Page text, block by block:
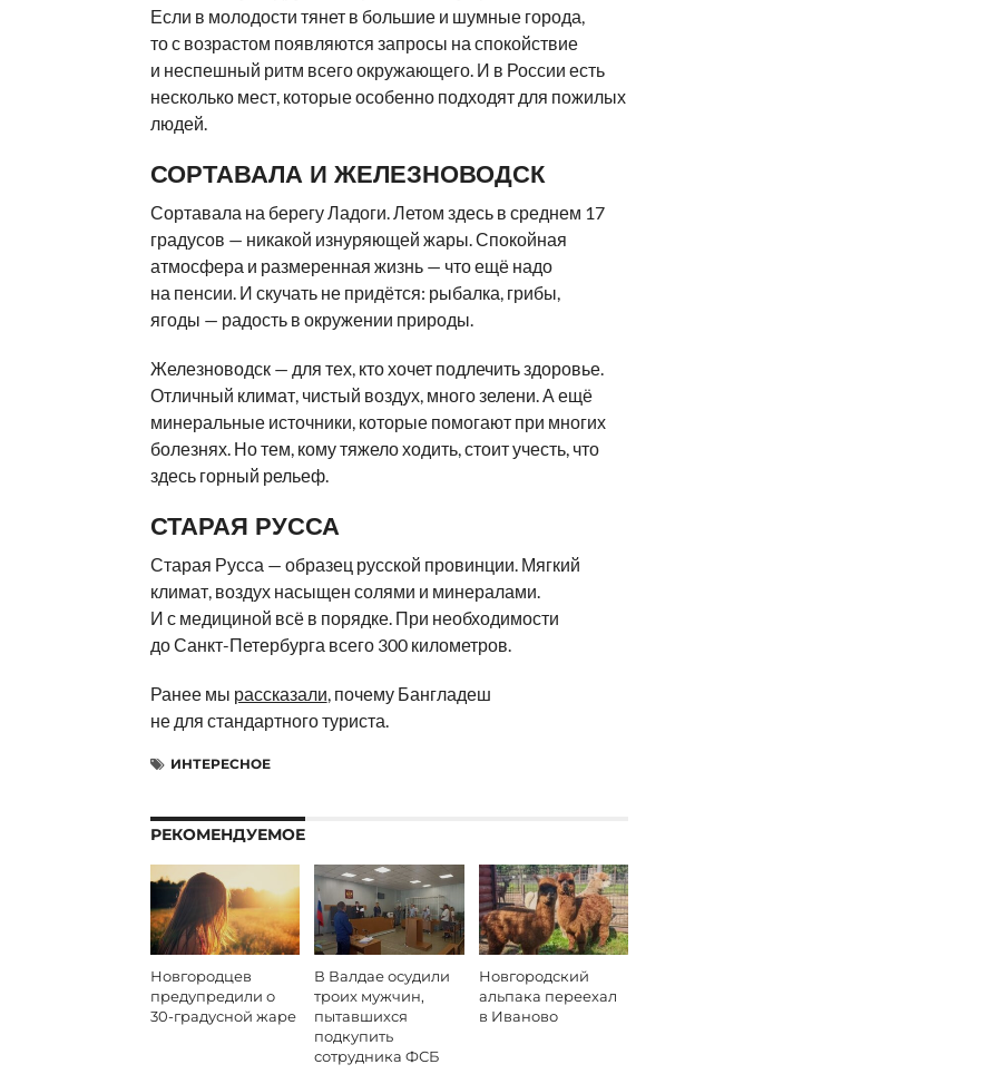
Если в молодости тянет в большие и шумные города,
то с возрастом появляются запросы на спокойствие
и неспешный ритм всего окружающего. И в России есть
несколько мест, которые особенно подходят для пожилых
людей.
СОРТАВАЛА И ЖЕЛЕЗНОВОДСК
Сортавала на берегу Ладоги. Летом здесь в среднем 17
градусов — никакой изнуряющей жары. Спокойная
атмосфера и размеренная жизнь — что ещё надо
на пенсии. И скучать не придётся: рыбалка, грибы,
ягоды — радость в окружении природы.
Железноводск — для тех, кто хочет подлечить здоровье.
Отличный климат, чистый воздух, много зелени. А ещё
минеральные источники, которые помогают при многих
болезнях. Но тем, кому тяжело ходить, стоит учесть, что
здесь горный рельеф.
СТАРАЯ РУССА
Старая Русса — образец русской провинции. Мягкий
климат, воздух насыщен солями и минералами.
И с медициной всё в порядке. При необходимости
до Санкт-Петербурга всего 300 километров.
Ранее мы рассказали, почему Бангладеш
не для стандартного туриста.
ИНТЕРЕСНОЕ
РЕКОМЕНДУЕМОЕ
Новгородцев
предупредили о
30-градусной жаре
В Валдае осудили
троих мужчин,
пытавшихся
подкупить
сотрудника ФСБ
Новгородский
альпака переехал
в Иваново